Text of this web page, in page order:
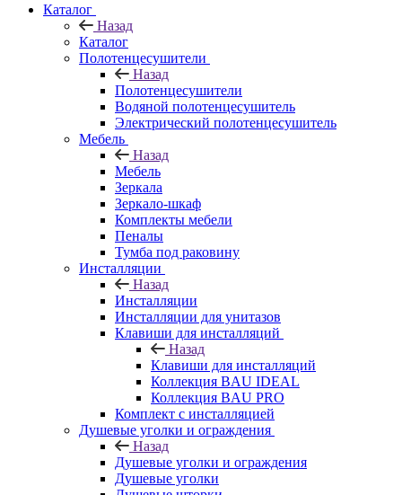
Каталог
Назад
Каталог
Полотенцесушители
Назад
Полотенцесушители
Водяной полотенцесушитель
Электрический полотенцесушитель
Мебель
Назад
Мебель
Зеркала
Зеркало-шкаф
Комплекты мебели
Пеналы
Тумба под раковину
Инсталляции
Назад
Инсталляции
Инсталляции для унитазов
Клавиши для инсталляций
Назад
Клавиши для инсталляций
Коллекция BAU IDEAL
Коллекция BAU PRO
Комплект с инсталляцией
Душевые уголки и ограждения
Назад
Душевые уголки и ограждения
Душевые уголки